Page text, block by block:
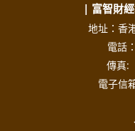
| 富智財
地址：香
電話
傳真:
電子信